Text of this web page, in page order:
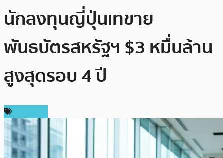
นักลงทุนญี่ปุ่นเทขาย
พันธบัตรสหรัฐฯ $3 หมื่นล้าน
สูงสุดรอบ 4 ปี